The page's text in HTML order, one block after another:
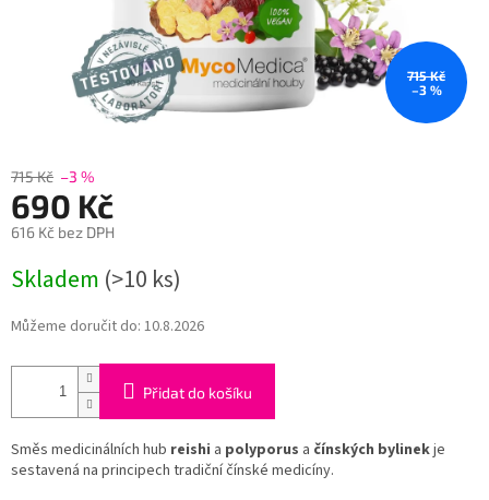
715 Kč
–3 %
715 Kč –3 %
690 Kč
616 Kč bez DPH
cena:
Skladem (>10 ks)
Můžeme doručit do: 10.8.2026
Přidat do košíku
Směs medicinálních hub reishi a polyporus a čínských bylinekje
sestavená na principech tradiční čínské medicíny.